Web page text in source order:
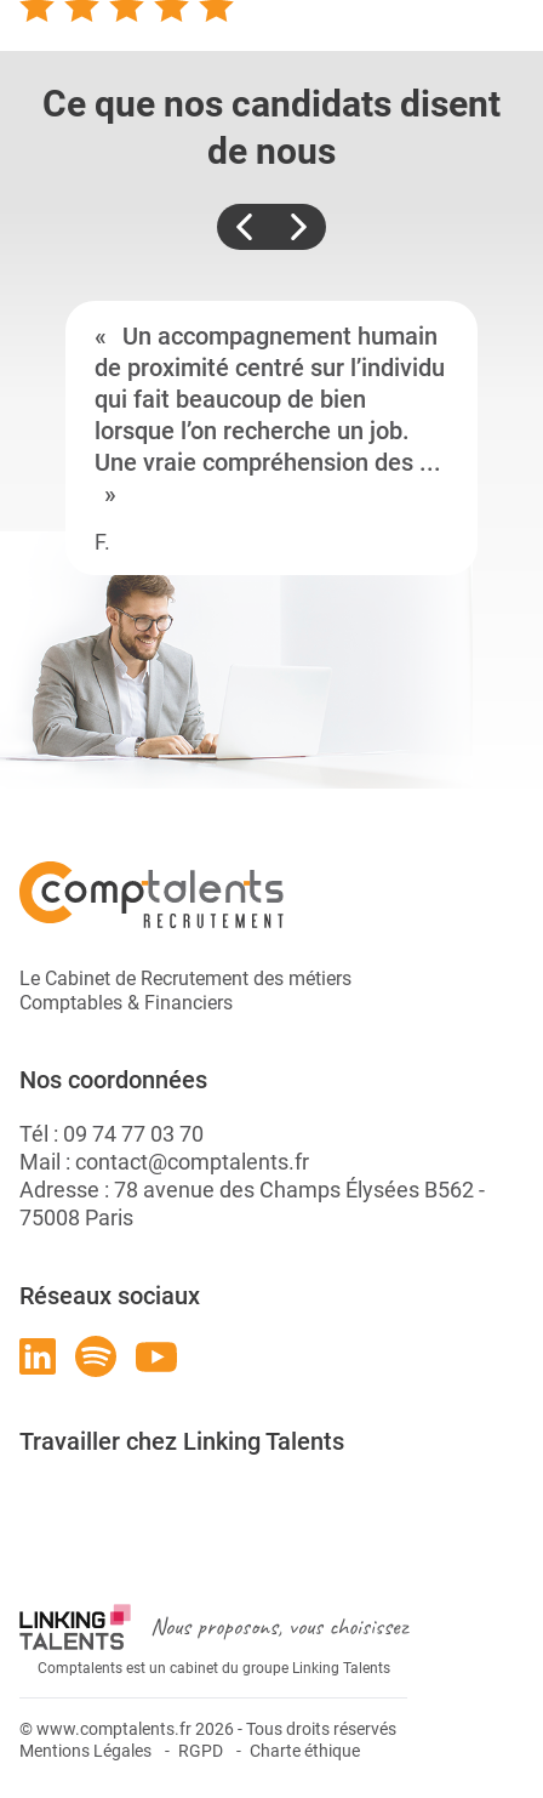
Ce que nos candidats disent
de nous
Un accompagnement humain
de proximité centré sur l’individu
qui fait beaucoup de bien
lorsque l’on recherche un job.
Une vraie compréhension des ...
F.
Le Cabinet de Recrutement des métiers
Comptables & Financiers
Nos coordonnées
Tél : 09 74 77 03 70
Mail : contact@comptalents.fr
Adresse : 78 avenue des Champs Élysées B562 -
75008 Paris
Réseaux sociaux
Travailler chez Linking Talents
Nous proposons, vous choisissez
Comptalents est un cabinet du groupe Linking Talents
© www.comptalents.fr 2026 - Tous droits réservés
Mentions Légales
RGPD Charte éthique